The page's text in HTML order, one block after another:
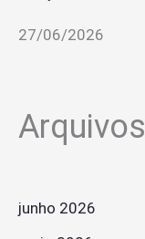
27/06/2026
Arquivos
junho 2026